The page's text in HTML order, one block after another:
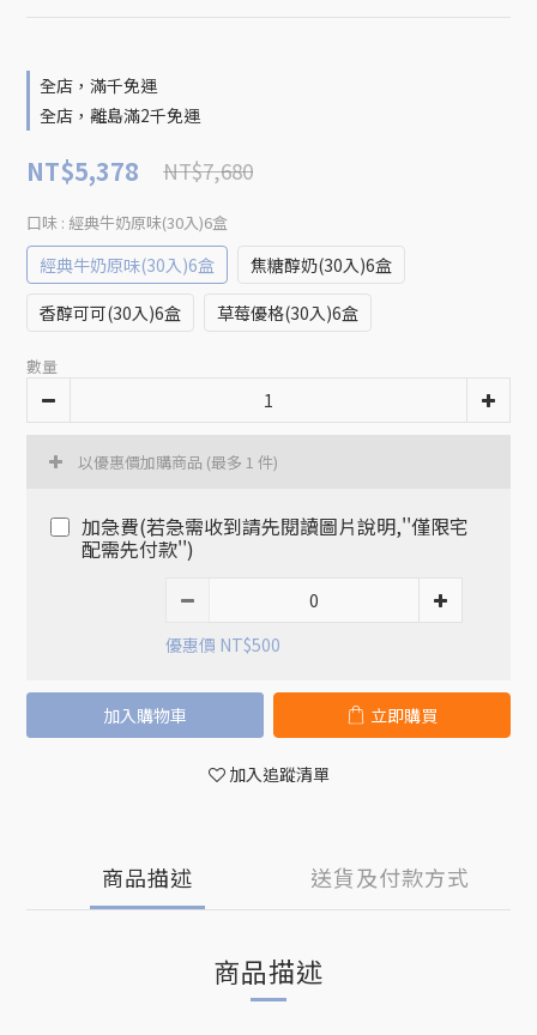
全店，滿千免運
全店，離島滿2千免運
NT$5,378 NT$7,680
口味 : 經典牛奶原味(30入)6盒
經典牛奶原味(30入)6盒
焦糖醇奶(30入)6盒
香醇可可(30入)6盒
草莓優格(30入)6盒
數量
以優惠價加購商品 (最多 1 件)
加急費(若急需收到請先閱讀圖片說明,''僅限宅
配需先付款'')
優惠價 NT$500
加入購物車 立即購買
加入追蹤清單
商品描述 送貨及付款方式
商品描述